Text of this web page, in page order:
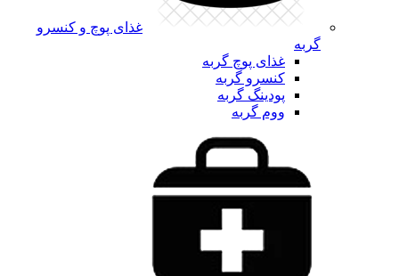
غذای پوچ و کنسرو
گربه
غذای پوچ گربه
کنسرو گربه
پودینگ گربه
ووم گربه